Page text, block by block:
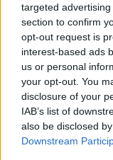
targeted
section to confirm
opt-out request is
interest-based ads
us or personal
your opt-out. You
disclosure of your
IAB’s list of
also be disclosed
Downstream
Guardavalle (CZ) -
SS 106 km 143, Fraz.